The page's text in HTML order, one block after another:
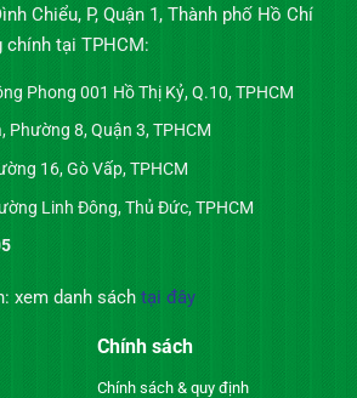
Chiểu, P, Quận 1, Thành phố Hồ Chí
tại TPHCM:
Phong 001 Hồ Thị Kỷ, Q.10, TPHCM
Phường 8, Quận 3, TPHCM
16, Gò Vấp, TPHCM
Linh Đông, Thủ Đức, TPHCM
xem danh sách tại đây
Chính sách
Chính sách & quy định